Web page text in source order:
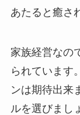
あたると癒さ
家族経営なの
られています
ンは期待出来
ルを選びまし